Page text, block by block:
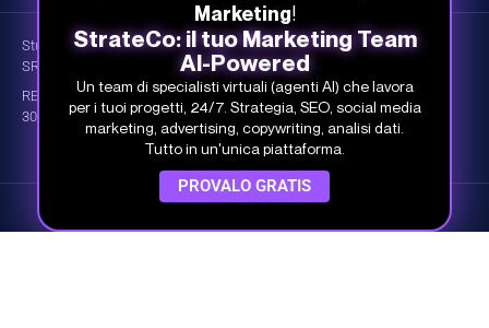
Studio Samo Pro® è un marchio registrato di CENTRO STUDI SAMO
SRL
REA-CCIAA BO 504674 – P.IVA e C.F.: 03259561201 – Capitale Sociale
30.000,00 € i.v.
Marketing!
StrateCo: il tuo Marketing Team
AI-Powered
Un team di specialisti virtuali (agenti AI) che lavora
per i tuoi progetti, 24/7. Strategia, SEO, social media
marketing, advertising, copywriting, analisi dati.
Tutto in un'unica piattaforma.
PROVALO GRATIS